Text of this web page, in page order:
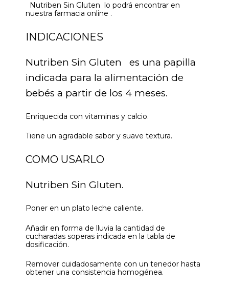
Nutriben Sin Gluten lo podrá encontrar en
nuestra farmacia online .
INDICACIONES
Nutriben Sin Gluten es una papilla
indicada para la alimentación de
bebés a partir de los 4 meses.
Enriquecida con vitaminas y calcio.
Tiene un agradable sabor y suave textura.
COMO USARLO
Nutriben Sin Gluten.
Poner en un plato leche caliente.
Añadir en forma de lluvia la cantidad de
cucharadas soperas indicada en la tabla de
dosificación.
Remover cuidadosamente con un tenedor hasta
obtener una consistencia homogénea.